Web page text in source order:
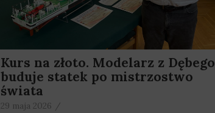
Kurs na złoto. Modelarz z Dębego
buduje statek po mistrzostwo
świata
29 maja 2026 /